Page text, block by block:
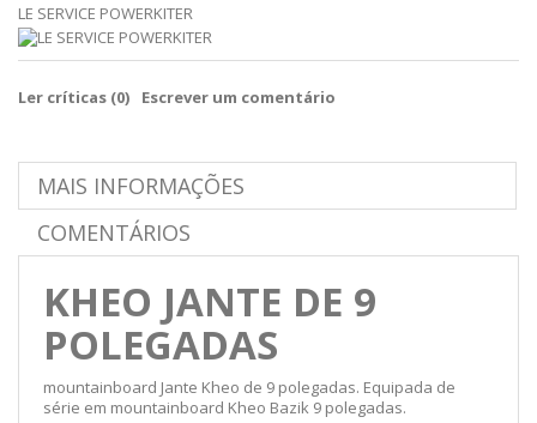
LE SERVICE POWERKITER
Ler críticas (0) Escrever um comentário
MAIS INFORMAÇÕES
COMENTÁRIOS
KHEO JANTE DE 9
POLEGADAS
mountainboard Jante Kheo de 9 polegadas. Equipada de
série em mountainboard Kheo Bazik 9 polegadas.